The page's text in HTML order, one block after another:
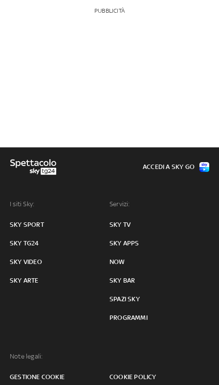
PUBBLICITÀ
I siti Sky:
SKY SPORT
SKY TG24
SKY VIDEO
SKY ARTE
Servizi:
SKY TV
SKY APPS
NOW
SKY BAR
SPAZI SKY
PROGRAMMI
Note legali:
GESTIONE COOKIE COOKIE POLICY
ACCEDI A SKY GO